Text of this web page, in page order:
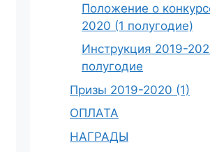
Положение о
2020 (1 полугодие)
Инструкция 2019-
полугодие
Призы 2019-2020 (1)
ОПЛАТА
НАГРАДЫ